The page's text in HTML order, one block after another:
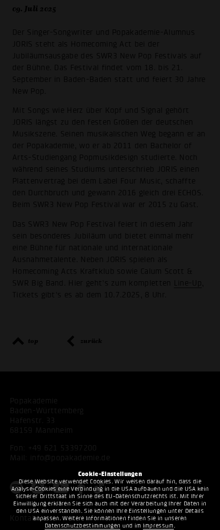
Cookie-Einstellungen
Diese Website verwendet Cookies. Wir weisen darauf hin, dass die
Analyse-Cookies eine Verbindung in die USA aufbauen und die USA kein
sicherer Drittstaat im Sinne des EU-Datenschutzrechts ist. Mit Ihrer
Einwilligung erklären Sie sich auch mit der Verarbeitung Ihrer Daten in
den USA einverstanden. Sie können Ihre Einstellungen unter Details
anpassen. Weitere Informationen finden Sie in unseren
Datenschutzbestimmungen und im Impressum .
09. Juli 2025
Der Singer-Songwriter und Popakademie-Alumnus
JORIS steht als Homecoming Act bei der
Jubiläumsausgabe des SWR3 New Pop Festivals auf
der Bühne. Das Festival findet vom 18. bis 21.
September in Baden-Baden statt und feiert 30 Jahre
New Pop.
Mit Songs wie Herz über Kopf und Signal gehört
JORIS längst zu den festen Größen der deutschen
Musikszene. Seinen musikalischen Weg begann er an
der Popakademie, wo er ab 2011 den Bachelor of
Arts-Studiengang Popmusikdesign studierte. Noch
während seines Studiums unterschrieb JORIS einen
Plattenvertrag bei dem Label Four Music, schaffte
den Durchbruch und gewann 2016 gleich drei ECHOS.
Beim SWR3 New Pop Festival war er 2015 zu Gast.
Das SWR3 New Pop Festival feiert in diesem Jahr
sein besonderes Jubiläum und bietet einmal mehr
eine Bühne für nationale und internationale
Ausnahmetalente. Neben JORIS spielen als
Homecoming Acts Kraftklub sowie Calum Scott &
SWR Big Band. Hier geht’s zum kompletten
Line-Up
Tickets gibt’s es ab dem 10.7.2025, 8 Uhr.
top zurück
Popakademie
Baden-Württemberg
Hafenstr. 33
68159 Mannheim
Fon:
+49 621 53397200
Mail:
info@popakademie.de
Kontakt